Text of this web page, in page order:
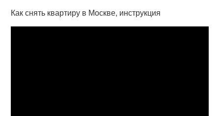
Как снять квартиру в Москве, инструкция